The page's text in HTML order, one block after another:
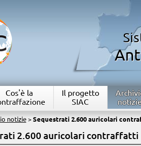
Cos'è la
Il progetto
SIAC
notizie> Sequestrati 2.600 auricolari
2.600 auricolari contraffatti